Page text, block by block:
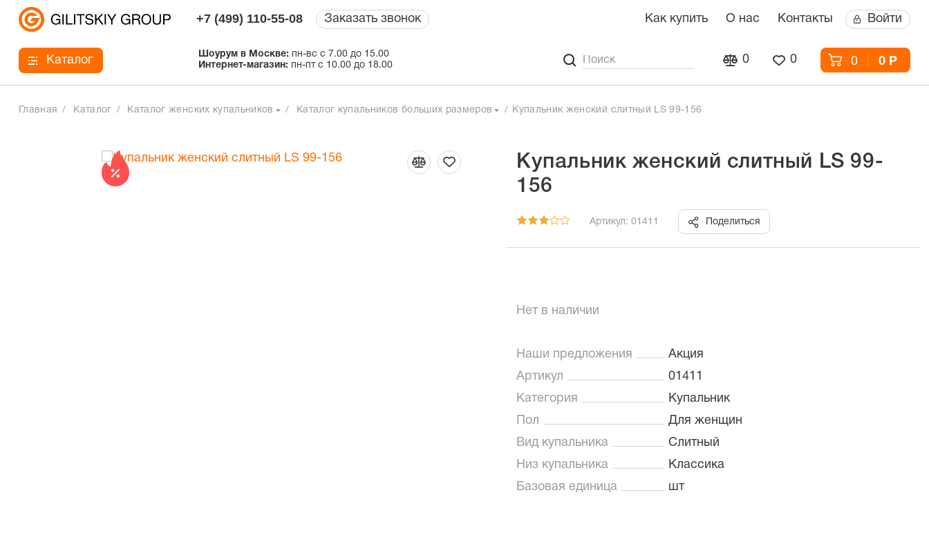
+7 (499) 110-55-08 Заказать звонок Как купить О нас Контакты Войти
Каталог Шоурум в Москве: пн-вс с 7.00 до 15.00
Интернет-магазин: пн-пт с 10.00 до 18.00 0 0 0 0 Р
Главная Каталог Каталог женских купальников Каталог купальников больших размеров Купальник женский слитный LS 99-156
Купальник женский слитный LS 99-
156
Артикул: 01411 Поделиться
Нет в наличии
Наши предложения
Акция
Артикул
01411
Категория
Купальник
Пол
Для женщин
Вид купальника
Слитный
Низ купальника
Классика
Базовая единица
шт